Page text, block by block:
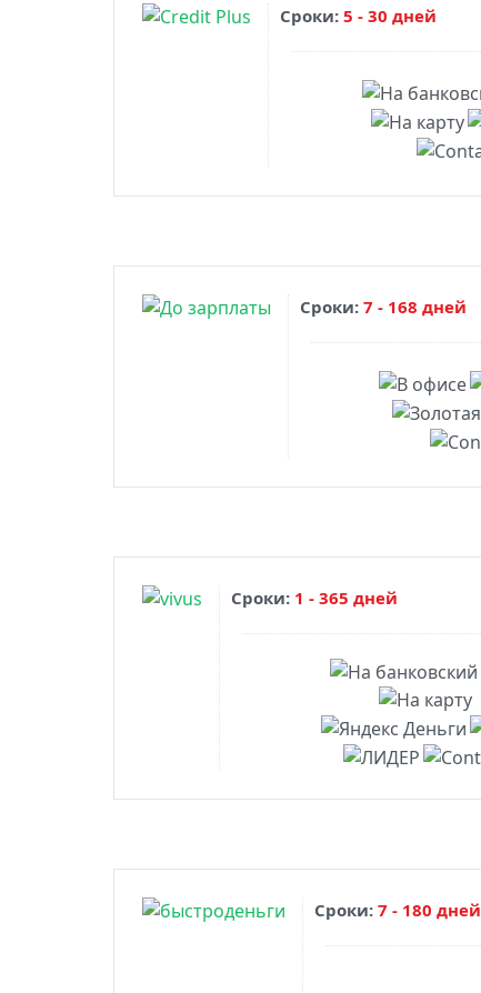
Сроки: 5 - 30 дней
Сроки: 7 - 168 дней
Сроки: 1 - 365 дней
Сроки: 7 - 180 дней